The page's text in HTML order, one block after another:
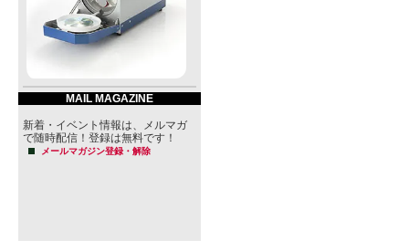
MAIL MAGAZINE
新着・イベント情報は、メルマガ
で随時配信！登録は無料です！
メールマガジン登録・解除